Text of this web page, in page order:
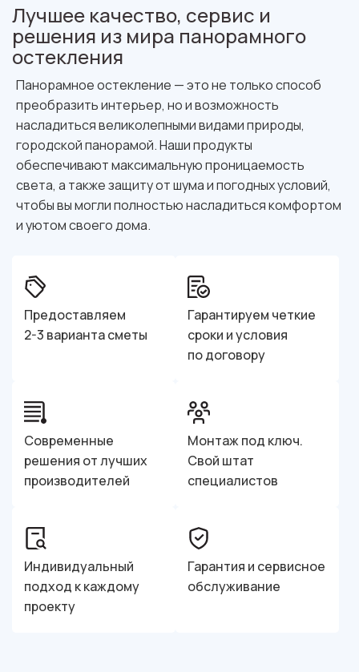
Лучшее качество, сервис и
решения из мира панорамного
остекления
Панорамное остекление — это не только способ
преобразить интерьер, но и возможность
насладиться великолепными видами природы,
городской панорамой. Наши продукты
обеспечивают максимальную проницаемость
света, а также защиту от шума и погодных условий,
чтобы вы могли полностью насладиться комфортом
и уютом своего дома.
Предоставляем
2-3 варианта сметы
Гарантируем четкие
сроки и условия
по договору
Современные
решения от лучших
производителей
Монтаж под ключ.
Свой штат
специалистов
Индивидуальный
подход к каждому
проекту
Гарантия и сервисное
обслуживание